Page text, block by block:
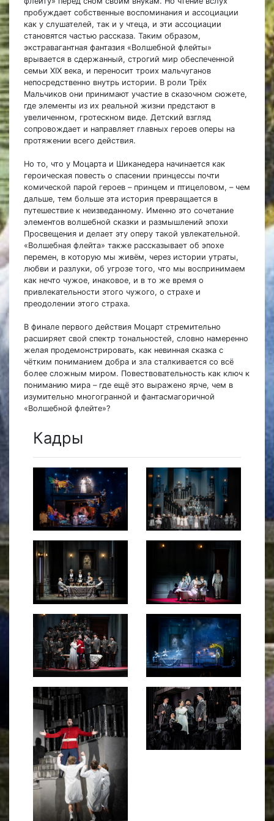
пробуждает собственные воспоминания и ассоциации
как у слушателей, так и у чтеца, и эти ассоциации
становятся частью рассказа. Таким образом,
экстравагантная фантазия «Волшебной флейты»
врывается в сдержанный, строгий мир обеспеченной
семьи XIX века, и переносит троих мальчуганов
непосредственно внутрь истории. В роли Трёх
Мальчиков они принимают участие в сказочном сюжете,
где элементы из их реальной жизни предстают в
увеличенном, гротескном виде. Детский взгляд
сопровождает и направляет главных героев оперы на
протяжении всего действия.
Но то, что у Моцарта и Шиканедера начинается как
героическая повесть о спасении принцессы почти
комической парой героев – принцем и птицеловом, – чем
дальше, тем больше эта история превращается в
путешествие к неизведанному. Именно это сочетание
элементов волшебной сказки и размышлений эпохи
Просвещения и делает эту оперу такой увлекательной.
«Волшебная флейта» также рассказывает об эпохе
перемен, в которую мы живём, через истории утраты,
любви и разлуки, об угрозе того, что мы воспринимаем
как нечто чужое, инаковое, и в то же время о
привлекательности этого чужого, о страхе и
преодолении этого страха.
В финале первого действия Моцарт стремительно
расширяет свой спектр тональностей, словно намеренно
желая продемонстрировать, как невинная сказка с
чётким пониманием добра и зла сталкивается со всё
более сложным миром. Повествовательность как ключ к
пониманию мира – где ещё это выражено ярче, чем в
изумительно многогранной и фантасмагоричной
«Волшебной флейте»?
Кадры